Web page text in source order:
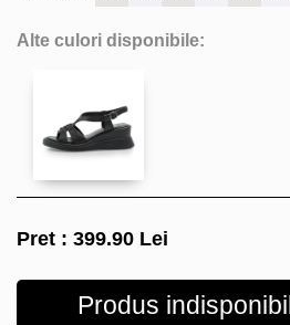
Alte culori disponibile:
Pret : 399.90 Lei
Produs